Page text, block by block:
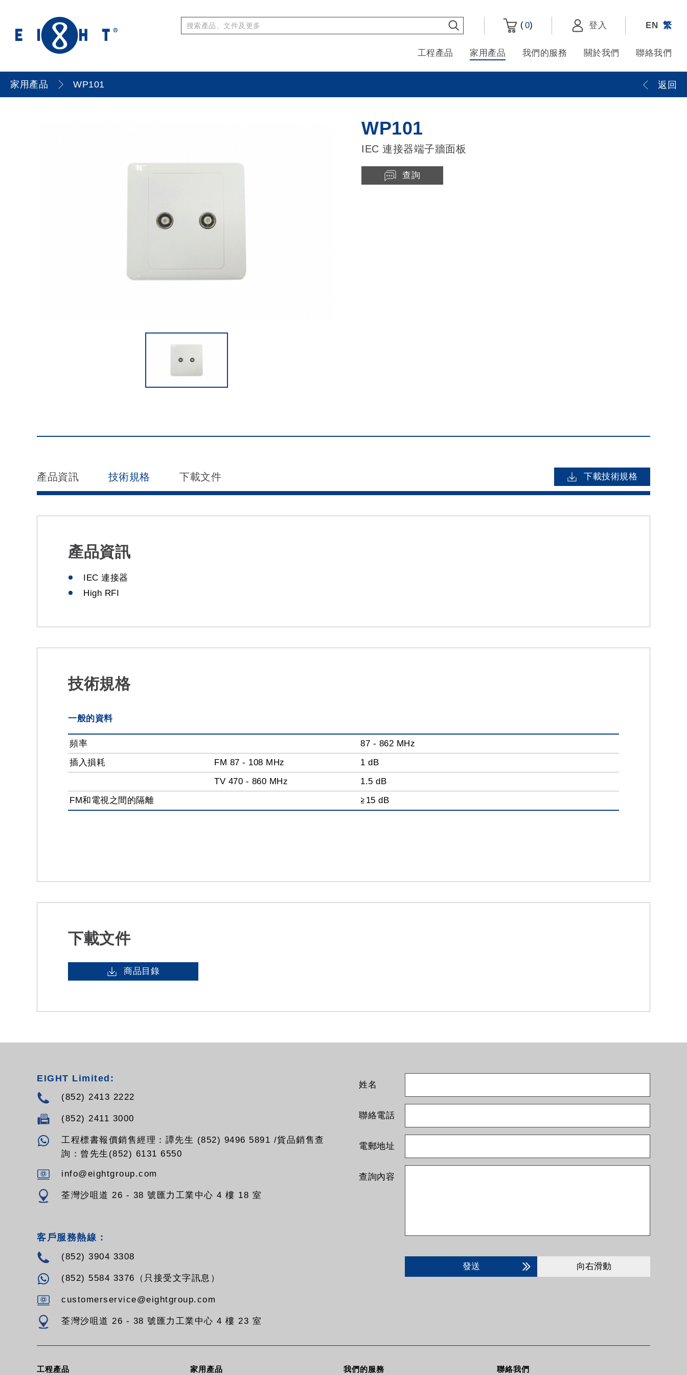
(0) 登入 EN 繁
工程產品 家用產品 我們的服務 關於我們 聯絡我們
家用產品 WP101 返回
WP101
IEC 連接器端子牆面板
查詢
下載技術規格
產品資訊 技術規格 下載文件
產品資訊
IEC 連接器
High RFI
技術規格
一般的資料
頻率
87 - 862 MHz
插入損耗
FM 87 - 108 MHz
1 dB
TV 470 - 860 MHz
1.5 dB
FM和電視之間的隔離
≧15 dB
下載文件
商品目錄
EIGHT Limited:
(852) 2413 2222
(852) 2411 3000
工程標書報價銷售經理：譚先生 (852) 9496 5891 /貨品銷售查
詢：曾先生(852) 6131 6550
info@eightgroup.com
荃灣沙咀道 26 - 38 號匯力工業中心 4 樓 18 室
客戶服務熱線 :
(852) 3904 3308
(852) 5584 3376（只接受文字訊息）
customerservice@eightgroup.com
荃灣沙咀道 26 - 38 號匯力工業中心 4 樓 23 室
姓名
聯絡電話
電郵地址
查詢內容
發送 向右滑動
工程產品 家用產品 我們的服務 聯絡我們